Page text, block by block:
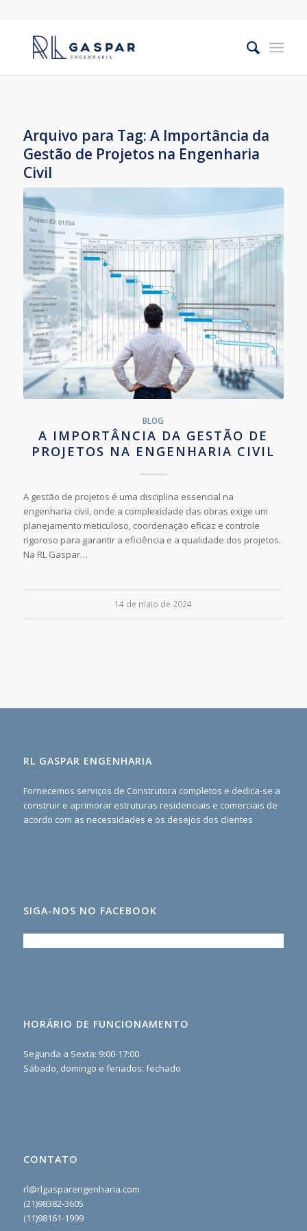
Arquivo para Tag: A Importância da
Gestão de Projetos na Engenharia
Civil
BLOG
A IMPORTÂNCIA DA GESTÃO DE
PROJETOS NA ENGENHARIA CIVIL
A gestão de projetos é uma disciplina essencial na
engenharia civil, onde a complexidade das obras exige um
planejamento meticuloso, coordenação eficaz e controle
rigoroso para garantir a eficiência e a qualidade dos projetos.
Na RL Gaspar…
14 de maio de 2024
RL GASPAR ENGENHARIA
Fornecemos serviços de Construtora completos e dedica-se a
construir e aprimorar estruturas residenciais e comerciais de
acordo com as necessidades e os desejos dos clientes
SIGA-NOS NO FACEBOOK
HORÁRIO DE FUNCIONAMENTO
Segunda a Sexta: 9:00-17:00
Sábado, domingo e feriados: fechado
CONTATO
rl@rlgasparengenharia.com
(21)98382-3605
(11)98161-1999